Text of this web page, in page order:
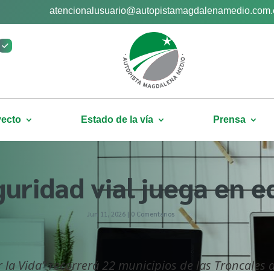
Estado de la vía Prensa
vial juega en
Jun 11, 2026 | 0 Comentarios
Vida” recorrerá 22 municipios de las Troncales